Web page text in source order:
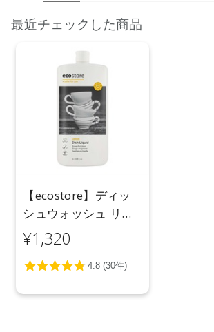
最近チェックした商品
【ecostore】ディッ
シュウォッシュ リキ
ッド ＜レモン＞ 1L
¥1,320